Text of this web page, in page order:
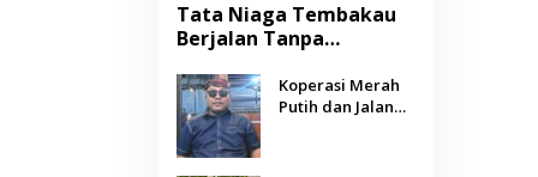
Tata Niaga Tembakau
Berjalan Tanpa
Negara Berpihak
kepada Petani?
Koperasi Merah
Putih dan Jalan